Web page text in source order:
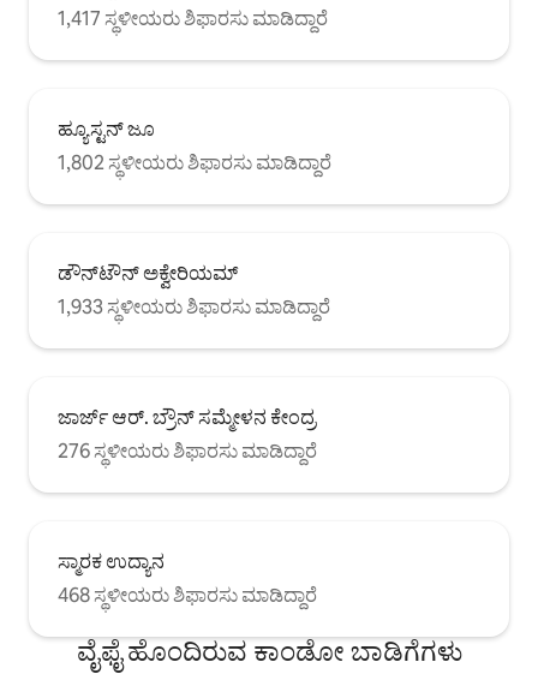
1,417 ಸ್ಥಳೀಯರು ಶಿಫಾರಸು ಮಾಡಿದ್ದಾರೆ
ಹ್ಯೂಸ್ಟನ್ ಜೂ
1,802 ಸ್ಥಳೀಯರು ಶಿಫಾರಸು ಮಾಡಿದ್ದಾರೆ
ಡೌನ್‌ಟೌನ್ ಅಕ್ವೇರಿಯಮ್
1,933 ಸ್ಥಳೀಯರು ಶಿಫಾರಸು ಮಾಡಿದ್ದಾರೆ
ಜಾರ್ಜ್ ಆರ್. ಬ್ರೌನ್ ಸಮ್ಮೇಳನ ಕೇಂದ್ರ
276 ಸ್ಥಳೀಯರು ಶಿಫಾರಸು ಮಾಡಿದ್ದಾರೆ
ಸ್ಮಾರಕ ಉದ್ಯಾನ
468 ಸ್ಥಳೀಯರು ಶಿಫಾರಸು ಮಾಡಿದ್ದಾರೆ
ವೈಫೈ ಹೊಂದಿರುವ ಕಾಂಡೋ ಬಾಡಿಗೆಗಳು